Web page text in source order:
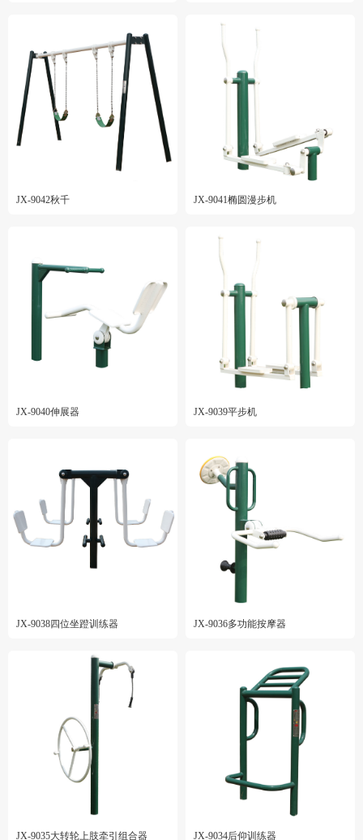
JX-9042秋千 JX-9041椭圆漫步机
JX-9040伸展器 JX-9039平步机
JX-9038四位坐蹬训练器 JX-9036多功能按摩器
JX-9035大转轮上肢牵引组合器 JX-9034后仰训练器